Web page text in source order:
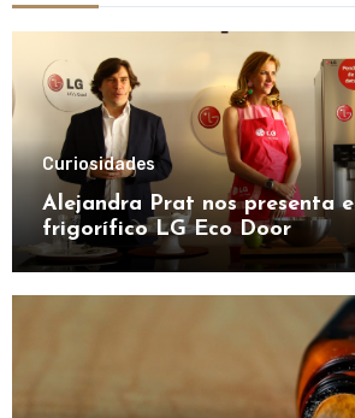
Curiosidades
Alejandra Prat nos presenta
frigorífico LG Eco Door